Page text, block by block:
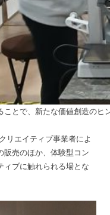
とで、新たな価値創造のヒ
リエイティブ事業者によ
販売のほか、体験型コン
ィブに触れられる場とな